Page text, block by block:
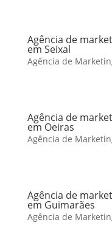
Agência de
em Seixal
Agência de
Agência de
em Oeiras
Agência de
Agência de
em Guimarães
Agência de